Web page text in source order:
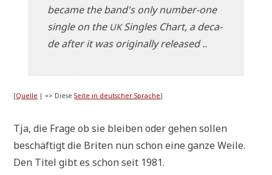
beca­me the band's only num­ber-one
sin­gle on the UKSin­gles Chart, a deca­
de after it was ori­gi­nal­ly released ..
[Quel­le | => Die­seSei­te in deut­scher Spra­che]
Tja, die Fra­ge ob sie blei­ben oder gehen sol­len
beschäf­tigt die Bri­ten nun schon eine gan­ze Wei­le.
Den Titel gibt es schon seit 1981.